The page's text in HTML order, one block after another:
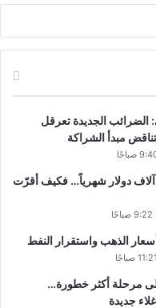
الضرائب الجديدة تعرقل
مبدأ الشراكة
رواتب النواب إلى 5 آلاف دولار شهرياً… فكيف أقرّت
الذهب واستقرار النفط
مرحلة أكثر خطورة…
جديدة